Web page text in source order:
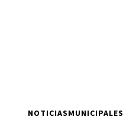
NOTICIASMUNICIPALES